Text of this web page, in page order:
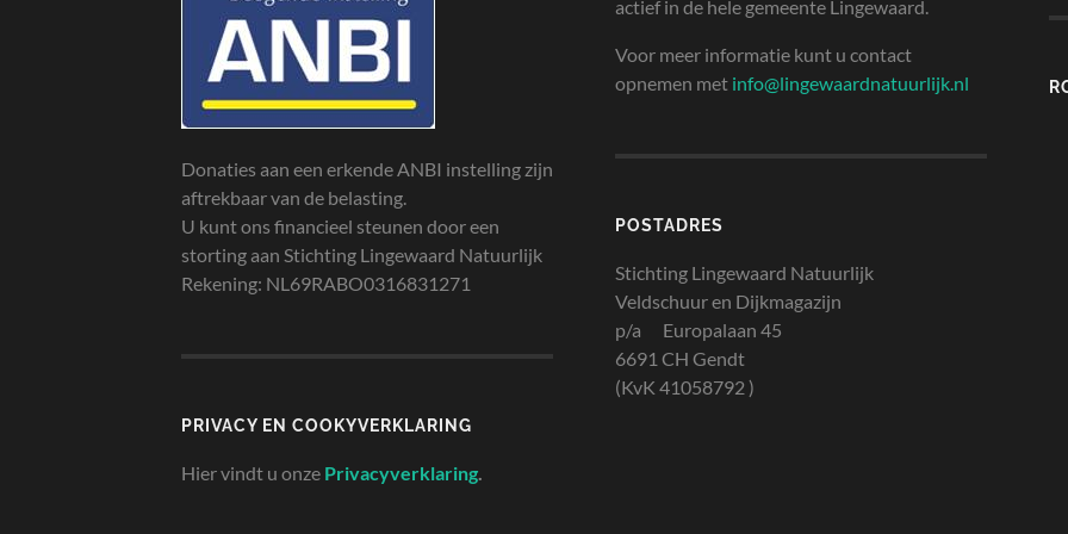
Donaties aan een erkende ANBI instelling zijn
aftrekbaar van de belasting.
U kunt ons financieel steunen door een
storting aan Stichting Lingewaard Natuurlijk
Rekening: NL69RABO0316831271
PRIVACY EN COOKYVERKLARING
Hier vindt u onze Privacyverklaring
actief in de hele gemeente Lingewaard.
Voor meer informatie kunt u contact
opnemen met info@lingewaardnatuurlijk.nl
POSTADRES
Stichting Lingewaard Natuurlijk
Veldschuur en Dijkmagazijn
p/a Europalaan 45
6691 CH Gendt
(KvK 41058792 )